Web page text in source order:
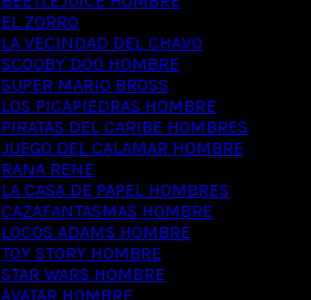
EL ZORRO
LA VECINDAD DEL CHAVO
SCOOBY DOO HOMBRE
SUPER MARIO BROSS
LOS PICAPIEDRAS HOMBRE
PIRATAS DEL CARIBE HOMBRES
JUEGO DEL CALAMAR HOMBRE
RANA RENE
LA CASA DE PAPEL HOMBRES
CAZAFANTASMAS HOMBRE
LOCOS ADAMS HOMBRE
TOY STORY HOMBRE
STAR WARS HOMBRE
AVATAR HOMBRE